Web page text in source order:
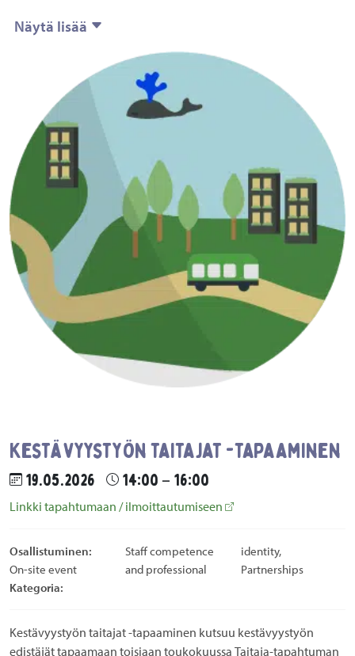
Näytä lisää
Kestävyystyön taitajat -tapaaminen
19.05.2026 14:00 – 16:00
Linkki tapahtumaan / ilmoittautumiseen
Osallistuminen:
On-site event
Kategoria:
Staff competence
and professional
identity,
Partnerships
Kestävyystyön taitajat -tapaaminen kutsuu kestävyystyön
edistäjät tapaamaan toisiaan toukokuussa Taitaja-tapahtuman